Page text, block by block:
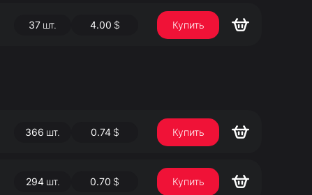
37 шт. 4.00 $ Купить
366 шт. 0.74 $ Купить
294 шт. 0.70 $ Купить